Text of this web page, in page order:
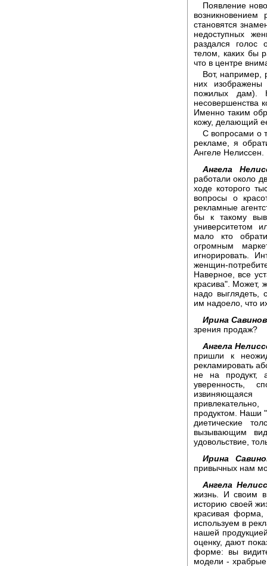
Появление
становятся
недоступных
раздался голос
телом, каких бы
что в центре
Вот, например,
них
пожилых дам).
несовершенства
Именно таким
кожу, делающий
С вопросами о
рекламе, я
Ангеле Нелиссен.
Ангела
работали около
ходе которого
вопросы о
рекламные
бы к такому
университетом
мало кто
огромным
игнорировать.
женщин-
Наверное, все
красива". Может,
надо выглядеть,
им надоело, что
Ирина
зрения продаж?
Ангела
пришли к
рекламировать
не на продукт,
уверенность,
продуктом. Наши
диетические
вызывающим
удовольствие,
Ирина
привычных нам
Ангела
жизнь. И своим
историю своей
красивая
используем в
нашей
оценку, дают
форме: вы
модели -